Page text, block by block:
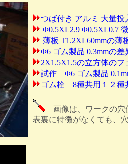
つば付き アルミ 大量
Φ0.5XL2.9 Φ0.5XL0.7
薄板 T1.2XL60mmの
Φ6 ゴム製品 0.3mmの差
2X1.5X1.5の立方体の
試作 Φ6 ゴム製品
ゴム栓 8種共用１２種
画像は、ワークの穴
表裏に特徴がなくても、